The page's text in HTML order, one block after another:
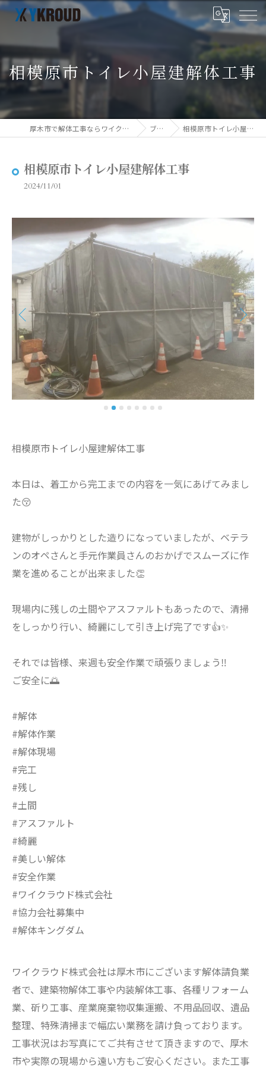
相模原市トイレ小屋建解体工事
厚木市で解体工事ならワイクラウド株式会社 ブログ 相模原市トイレ小屋建解体工事
相模原市トイレ小屋建解体工事
2024/11/01
相模原市トイレ小屋建解体工事
本日は、着工から完工までの内容を一気にあげてみまし
た😚
建物がしっかりとした造りになっていましたが、ベテラ
ンのオペさんと手元作業員さんのおかげでスムーズに作
業を進めることが出来ました👏
現場内に残しの土間やアスファルトもあったので、清掃
をしっかり行い、綺麗にして引き上げ完了です👍✨
それでは皆様、来週も安全作業で頑張りましょう‼️
ご安全に🌅
#解体
#解体作業
#解体現場
#完工
#残し
#土間
#アスファルト
#綺麗
#美しい解体
#安全作業
#ワイクラウド株式会社
#協力会社募集中
#解体キングダム
ワイクラウド株式会社は厚木市にございます解体請負業
者で、建築物解体工事や内装解体工事、各種リフォーム
業、斫り工事、産業廃棄物収集運搬、不用品回収、遺品
整理、特殊清掃まで幅広い業務を請け負っております。
工事状況はお写真にてご共有させて頂きますので、厚木
市や実際の現場から遠い方もご安心ください。また工事